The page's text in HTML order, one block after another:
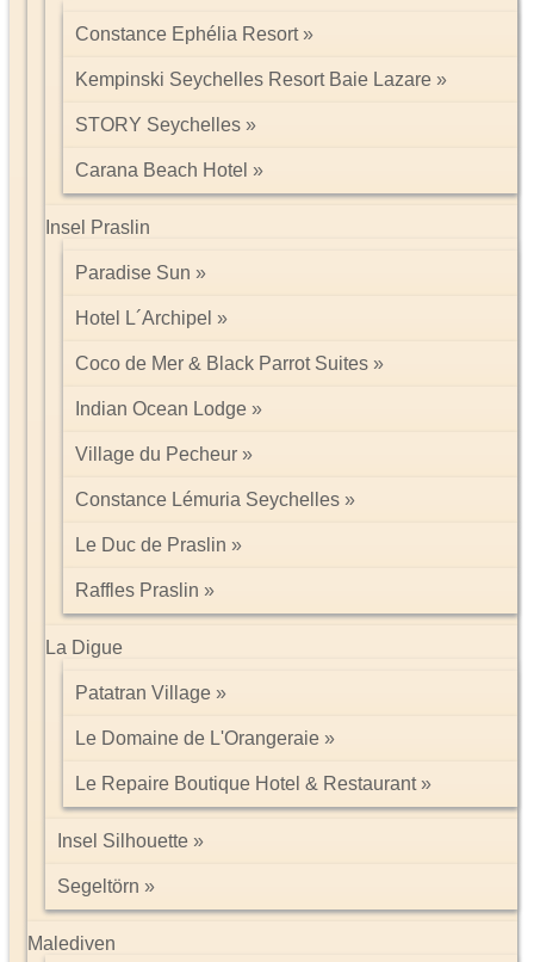
Constance Ephélia Resort
Kempinski Seychelles Resort Baie Lazare
STORY Seychelles
Carana Beach Hotel
Insel Praslin
Paradise Sun
Hotel L´Archipel
Coco de Mer & Black Parrot Suites
Indian Ocean Lodge
Village du Pecheur
Constance Lémuria Seychelles
Le Duc de Praslin
Raffles Praslin
La Digue
Patatran Village
Le Domaine de L'Orangeraie
Le Repaire Boutique Hotel & Restaurant
Insel Silhouette
Segeltörn
Malediven